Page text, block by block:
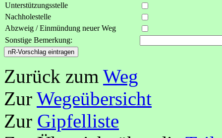
Unterstützungsstelle
Nachholestelle
Abzweig / Einmündung neuer Weg
Sonstige Bemerkung:
Zurück zum Weg
Zur Wegeübersicht
Zur Gipfelliste